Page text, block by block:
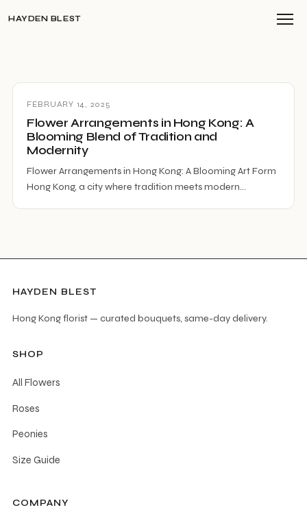
HAYDEN BLEST
FEBRUARY 14, 2025
Flower Arrangements in Hong Kong: A
Blooming Blend of Tradition and
Modernity
Flower Arrangements in Hong Kong: A Blooming Art Form
Hong Kong, a city where tradition meets modern…
HAYDEN BLEST
Hong Kong florist — curated bouquets, same-day delivery.
SHOP
All Flowers
Roses
Peonies
Size Guide
COMPANY